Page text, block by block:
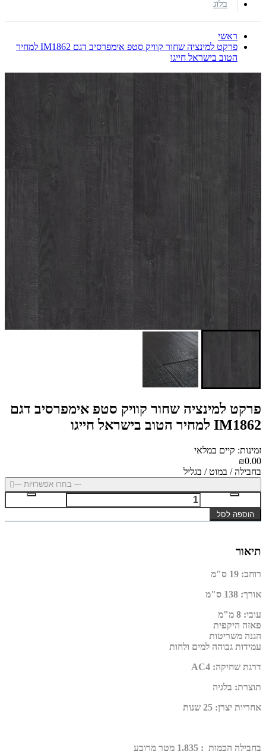
בלוג
ראשי
פרקט למינציה שחור קוויק סטפ אימפרסיב דגם IM1862 למחיר
הטוב בישראל חייגו
פרקט למינציה שחור קוויק סטפ אימפרסיב דגם
IM1862 למחיר הטוב בישראל חייגו
זמינות: קיים במלאי
₪0.00
בחבילה / במוט / בגליל
--- בחרו אפשרויות ---
הוספה לסל
תיאור
רוחב: 19 ס"מ
אורך: 138 ס"מ
עובי: 8 מ"מ
פאזה היקפית
הגנה משריטות
עמידות גבוהה למים ולחות
דרגת שחיקה:
AC4
תוצרת: בלגיה
אחריות יצרן: 25 שנות
בחבילה הכמות : 1.835 מטר מרובע